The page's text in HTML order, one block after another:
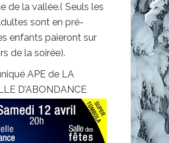
de la vallée.( Seuls les
sont en pré-
enfants paieront sur
de la soirée).
APE de LA
D’ABONDANCE